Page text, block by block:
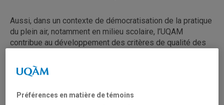
Aussi, dans un contexte de démocratisation de la pratique
du plein air, notamment en milieu scolaire, l’UQAM
contribue au développement des critères de qualité des
programme court de deuxième cycle en intervention en
contexte de plein air aux personnes qui souhaitent
communautaire, du loisir et du tourisme d’aventure.
Préférences en matière de témoins